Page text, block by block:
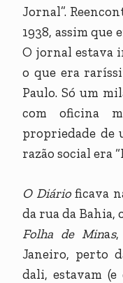
Jornal”.
1938, assim que
O jornal estava
o que era
Paulo. Só um
com oficina
propriedade de
razão social era
O Diárioficava
da rua da Bahia,
Folha de Minas,
Janeiro, perto
dali, estavam (e